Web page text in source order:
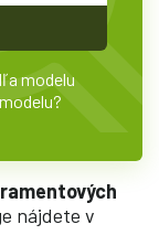
modelu
nájdete v